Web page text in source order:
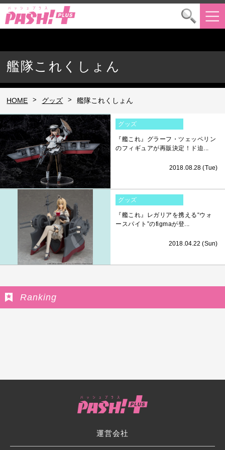
艦隊これくしょん
HOME > グッズ > 艦隊これくしょん
グッズ
『艦これ』グラーフ・ツェッペリン
のフィギュアが再販決定！ド迫...
2018.08.28 (Tue)
グッズ
『艦これ』レガリアを携える“ウォ
ースパイト”のfigmaが登...
2018.04.22 (Sun)
Ranking
運営会社